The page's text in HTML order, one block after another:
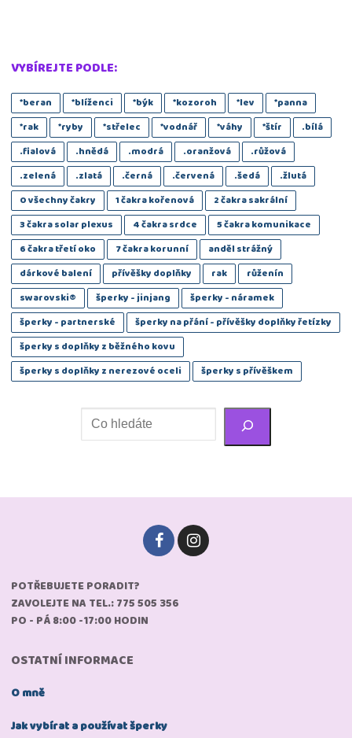
VYBÍREJTE PODLE:
*beran *blíženci *býk *kozoroh *lev
*panna
*rak
*ryby *střelec *vodnář *váhy *štír
.bílá
.fialová
.hnědá .modrá .oranžová
.růžová
.zelená
.zlatá .černá .červená .šedá
.žlutá
0 všechny čakry
1 čakra kořenová
2 čakra sakrální
3 čakra solar plexus
4 čakra srdce
5 čakra komunikace
6 čakra třetí oko
7 čakra korunní
anděl strážný
dárkové balení
přívěšky doplňky rak
růženín
swarovski®️
šperky - jinjang
šperky - náramek
šperky - partnerské
šperky na přání - přívěšky doplňky řetízky
šperky s doplňky z běžného kovu
šperky s doplňky z nerezové oceli
šperky s přívěškem
POTŘEBUJETE PORADIT?
ZAVOLEJTE NA TEL.: 775 505 356
PO - PÁ 8:00 -17:00 HODIN
OSTATNÍ INFORMACE
O mně
Jak vybírat a používat šperky